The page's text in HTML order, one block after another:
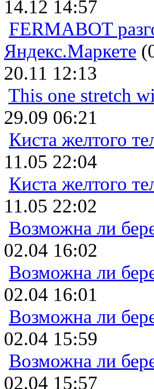
14.12 14:57
FERMABOT
Яндекс.Маркете
20.11 12:13
This one stretch
29.09 06:21
Киста желтого
11.05 22:04
Киста желтого
11.05 22:02
Возможна ли
02.04 16:02
Возможна ли
02.04 16:01
Возможна ли
02.04 15:59
Возможна ли
02.04 15:57